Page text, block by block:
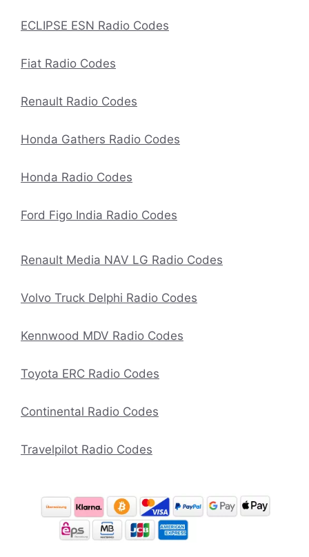
ECLIPSE ESN Radio Codes
Fiat Radio Codes
Renault Radio Codes
Honda Gathers Radio Codes
Honda Radio Codes
Ford Figo India Radio Codes
Renault Media NAV LG Radio Codes
Volvo Truck Delphi Radio Codes
Kennwood MDV Radio Codes
Toyota ERC Radio Codes
Continental Radio Codes
Travelpilot Radio Codes